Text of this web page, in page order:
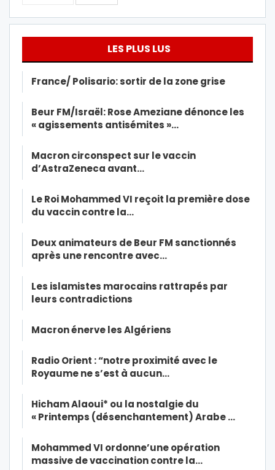
LES PLUS LUS
France/ Polisario: sortir de la zone grise
Beur FM/Israël: Rose Ameziane dénonce les
« agissements antisémites »…
Macron circonspect sur le vaccin
d’AstraZeneca avant…
Le Roi Mohammed VI reçoit la première dose
du vaccin contre la…
Deux animateurs de Beur FM sanctionnés
après une rencontre avec…
Les islamistes marocains rattrapés par
leurs contradictions
Macron énerve les Algériens
Radio Orient : “notre proximité avec le
Royaume ne s’est à aucun…
Hicham Alaoui* ou la nostalgie du
« Printemps (désenchantement) Arabe …
Mohammed VI ordonne’une opération
massive de vaccination contre la…